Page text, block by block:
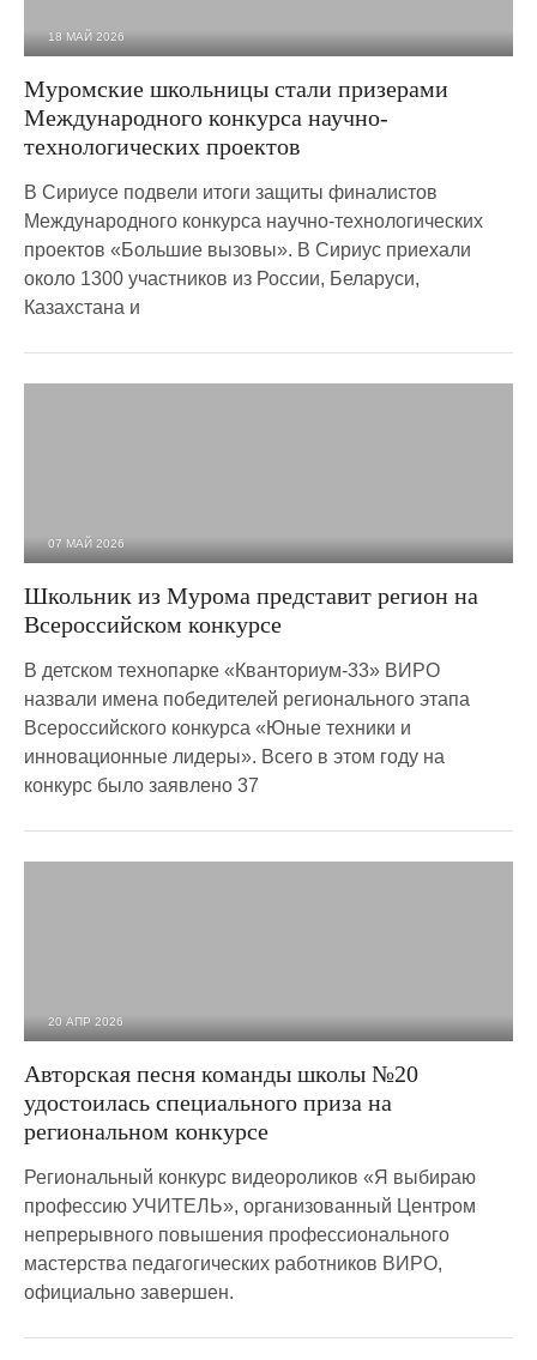
18 МАЙ 2026
Муромские школьницы стали призерами
Международного конкурса научно-
технологических проектов
В Сириусе подвели итоги защиты финалистов
Международного конкурса научно-технологических
проектов «Большие вызовы». В Сириус приехали
около 1300 участников из России, Беларуси,
Казахстана и
07 МАЙ 2026
Школьник из Мурома представит регион на
Всероссийском конкурсе
В детском технопарке «Кванториум-33» ВИРО
назвали имена победителей регионального этапа
Всероссийского конкурса «Юные техники и
инновационные лидеры». Всего в этом году на
конкурс было заявлено 37
20 АПР 2026
Авторская песня команды школы №20
удостоилась специального приза на
региональном конкурсе
Региональный конкурс видеороликов «Я выбираю
профессию УЧИТЕЛЬ», организованный Центром
непрерывного повышения профессионального
мастерства педагогических работников ВИРО,
официально завершен.